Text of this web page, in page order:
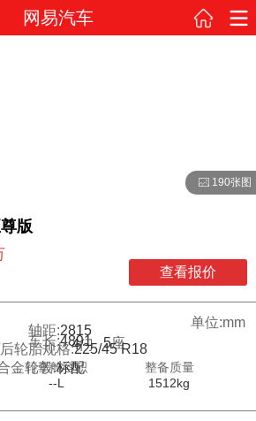
网易汽车
190张图
版
查看报价
单位:mm
车长:4891 5座
4门
轴距:2815
轮胎规格:225/45 R18
金轮毂:标配
行李舱容积
--L
整备质量
1512kg